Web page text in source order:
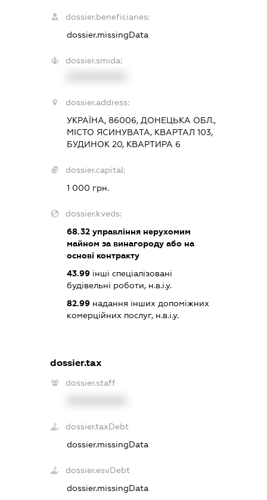
dossier.beneficiaries:
dossier.missingData
dossier.smida:
dossier.address:
УКРАЇНА, 86006, ДОНЕЦЬКА ОБЛ.,
МІСТО ЯСИНУВАТА, КВАРТАЛ 103,
БУДИНОК 20, КВАРТИРА 6
dossier.capital:
1 000 грн.
dossier.kveds:
68.32управління нерухомим
майном за винагороду або на
основі контракту
43.99інші спеціалізовані
будівельні роботи, н.в.і.у.
82.99надання інших допоміжних
комерційних послуг, н.в.і.у.
dossier.tax
dossier.staff
dossier.taxDebt
dossier.missingData
dossier.esvDebt
dossier.missingData